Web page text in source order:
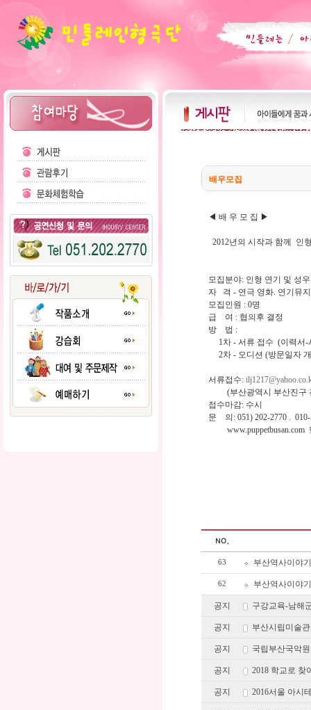
배우모집
◀ 배 우 모 집 ▶
2012년의 시작과 함께 인
모집분야: 인형 연기 및 성우
자 격 - 연극 영화. 연기뮤
모집인원 : 0명
급 여 : 협의후 결정
방 법 :
1차 - 서류 접수 (이력서-
2차 - 오디션 (방문일자
서류접수:
(부산광역시 부산진구
접수마감: 수시
문 의: 051) 202-2770 .
www.puppetbusan.com
63 부산역사이야
62 부산역사이야
공지 구강교육-남해
공지 부산시립미술관
공지 국립부산국악
공지 2018 학교로 찾
공지 2016서울 아시